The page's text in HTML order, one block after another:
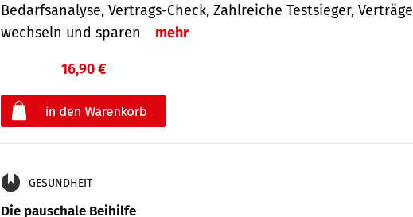
Bedarfsanalyse, Vertrags-Check, Zahlreiche Testsieger, Verträge
wechseln und sparen
mehr
16,90 €
GESUNDHEIT
Die pauschale Beihilfe